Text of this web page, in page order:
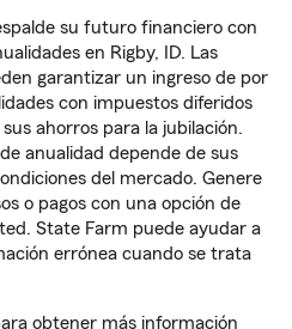
su futuro financiero con
en Rigby, ID. Las
garantizar un ingreso de por
con impuestos diferidos
ahorros para la jubilación.
anualidad depende de sus
del mercado. Genere
o pagos con una opción de
State Farm puede ayudar a
errónea cuando se trata
obtener más información